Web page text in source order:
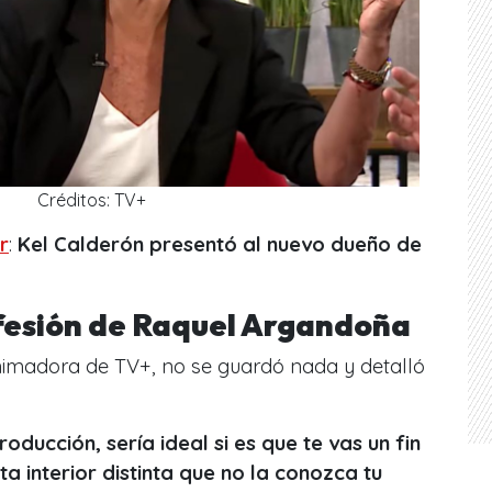
Créditos: TV+
: Kel Calderón presentó al nuevo dueño de
de Raquel Argandoña
de TV+, no se guardó nada y detalló
sería ideal si es que te vas un fin
interior distinta que no la conozca tu